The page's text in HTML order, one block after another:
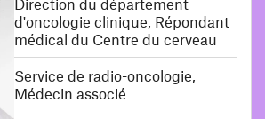
d'oncologie clinique, Répondant
médical du Centre du cerveau
Service de radio-oncologie,
Médecin associé